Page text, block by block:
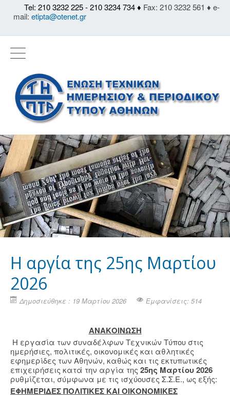
Tel: 210 3232 225 - 210 3234 734 ♦ Fax: 210 3232 561 ♦ e-
mail: etipta@otenet.gr
H αργία της 25ης Μαρτίου
2026
Δημοσιεύθηκε : 19 Μαρτίου 2026 Εμφανίσεις: 514
ΑΝΑΚΟΙΝΩΣΗ
Η εργασία των συναδέλφων Τεχνικών Τύπου στις
ημερήσιες, πολιτικές, οικονομικές και αθλητικές
εφημερίδες των Αθηνών, καθώς και τις εκτυπωτικές
επιχειρήσεις κατά την αργία της 25ης Μαρτίου 2026
ρυθμίζεται, σύμφωνα με τις ισχύουσες Σ.Σ.Ε., ως εξής:
ΕΦΗΜΕΡΙΔΕΣ ΠΟΛΙΤΙΚΕΣ ΚΑΙ ΟΙΚΟΝΟΜΙΚΕΣ